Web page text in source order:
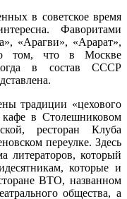
в советское время
Фаворитами
«Арагви», «Арарат»,
о том, что в Москве
в состав СССР
традиции «цехового
кафе в Столешниковом
ресторан Клуба
переулке. Здесь
литераторов, который
которые и
ВТО, названном
общества, а